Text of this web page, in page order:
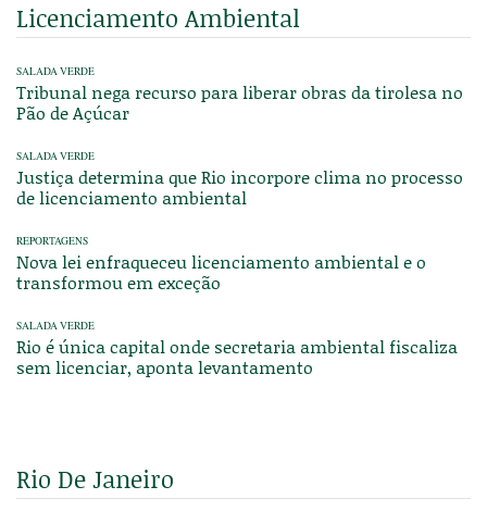
Licenciamento Ambiental
SALADA VERDE
Tribunal nega recurso para liberar obras da tirolesa no
Pão de Açúcar
SALADA VERDE
Justiça determina que Rio incorpore clima no processo
de licenciamento ambiental
REPORTAGENS
Nova lei enfraqueceu licenciamento ambiental e o
transformou em exceção
SALADA VERDE
Rio é única capital onde secretaria ambiental fiscaliza
sem licenciar, aponta levantamento
Rio De Janeiro